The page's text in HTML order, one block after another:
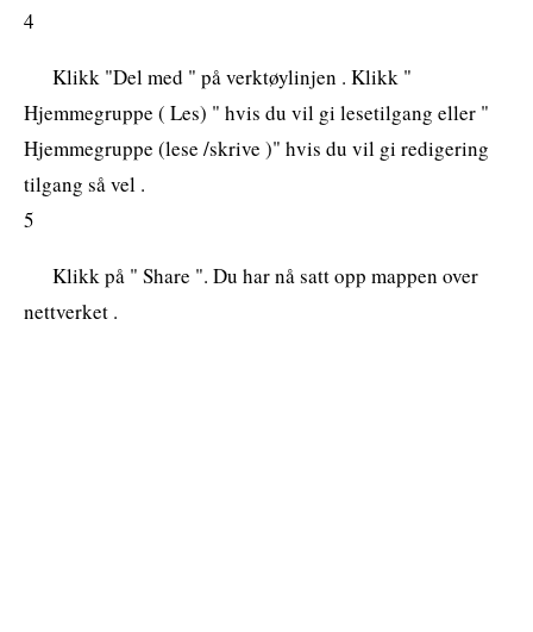
4
Klikk "Del med " på verktøylinjen . Klikk "
Hjemmegruppe ( Les) " hvis du vil gi lesetilgang eller "
Hjemmegruppe (lese /skrive )" hvis du vil gi redigering
tilgang så vel .
5
Klikk på " Share ". Du har nå satt opp mappen over
nettverket .